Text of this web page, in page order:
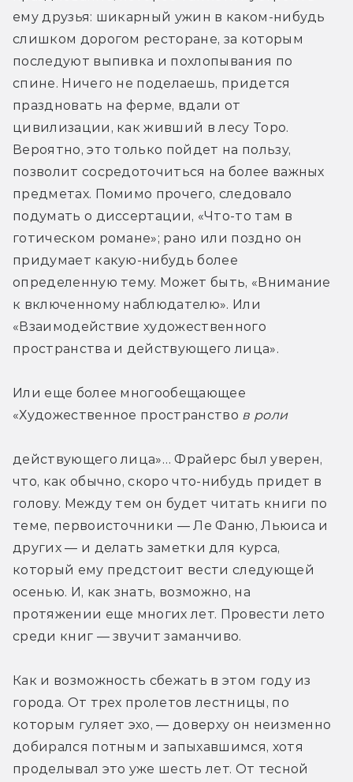
ему друзья: шикарный ужин в каком-нибудь
слишком дорогом ресторане, за которым
последуют выпивка и похлопывания по
спине. Ничего не поделаешь, придется
праздновать на ферме, вдали от
цивилизации, как живший в лесу Торо.
Вероятно, это только пойдет на пользу,
позволит сосредоточиться на более важных
предметах. Помимо прочего, следовало
подумать о диссертации, «Что-то там в
готическом романе»; рано или поздно он
придумает какую-нибудь более
определенную тему. Может быть, «Внимание
к включенному наблюдателю». Или
«Взаимодействие художественного
пространства и действующего лица».
Или еще более многообещающее
«Художественное пространство в роли
действующего лица»… Фрайерс был уверен,
что, как обычно, скоро что-нибудь придет в
голову. Между тем он будет читать книги по
теме, первоисточники — Ле Фаню, Льюиса и
других — и делать заметки для курса,
который ему предстоит вести следующей
осенью. И, как знать, возможно, на
протяжении еще многих лет. Провести лето
среди книг — звучит заманчиво.
Как и возможность сбежать в этом году из
города. От трех пролетов лестницы, по
которым гуляет эхо, — доверху он неизменно
добирался потным и запыхавшимся, хотя
проделывал это уже шесть лет. От тесной